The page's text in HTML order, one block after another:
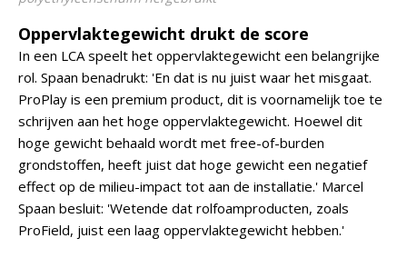
Oppervlaktegewicht drukt de score
In een LCA speelt het oppervlaktegewicht een belangrijke
rol. Spaan benadrukt: 'En dat is nu juist waar het misgaat.
ProPlay is een premium product, dit is voornamelijk toe te
schrijven aan het hoge oppervlaktegewicht. Hoewel dit
hoge gewicht behaald wordt met free-of-burden
grondstoffen, heeft juist dat hoge gewicht een negatief
effect op de milieu-impact tot aan de installatie.' Marcel
Spaan besluit: 'Wetende dat rolfoamproducten, zoals
ProField, juist een laag oppervlaktegewicht hebben.'